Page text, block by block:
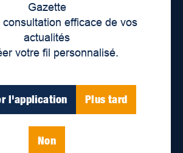
Gazette
consultation efficace de vos
actualités
votre fil personnalisé.
l'application Plus tard
Non